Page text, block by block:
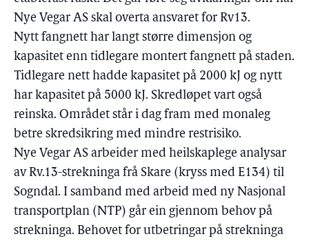
Nye Vegar AS skal overta ansvaret for Rv13.
Nytt fangnett har langt større dimensjon og
kapasitet enn tidlegare montert fangnett på staden.
Tidlegare nett hadde kapasitet på 2000 kJ og nytt
har kapasitet på 5000 kJ. Skredløpet vart også
reinska. Området står i dag fram med monaleg
betre skredsikring med mindre restrisiko.
Nye Vegar AS arbeider med heilskaplege analysar
av Rv.13-strekninga frå Skare (kryss med E134) til
Sogndal. I samband med arbeid med ny Nasjonal
transportplan (NTP) går ein gjennom behov på
strekninga. Behovet for utbetringar på strekninga